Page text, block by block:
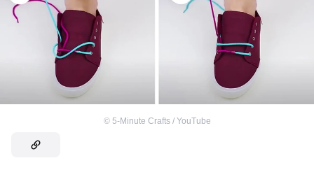
© 5-Minute Crafts / YouTube